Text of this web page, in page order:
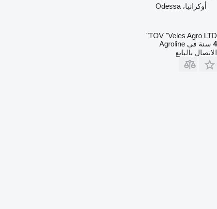
أوكرانيا، Odessa
TOV "Veles Agro LTD"
4 سنة في Agroline
الاتصال بالبائع